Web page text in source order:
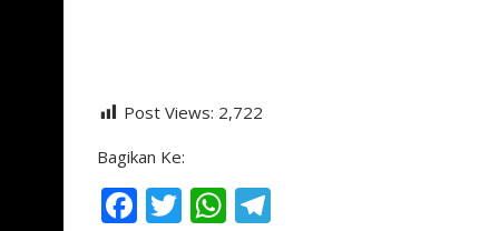
Post Views: 2,722
Bagikan Ke:
F T W